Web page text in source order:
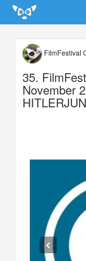
Update cookies preferences
FilmFestival
35.
November